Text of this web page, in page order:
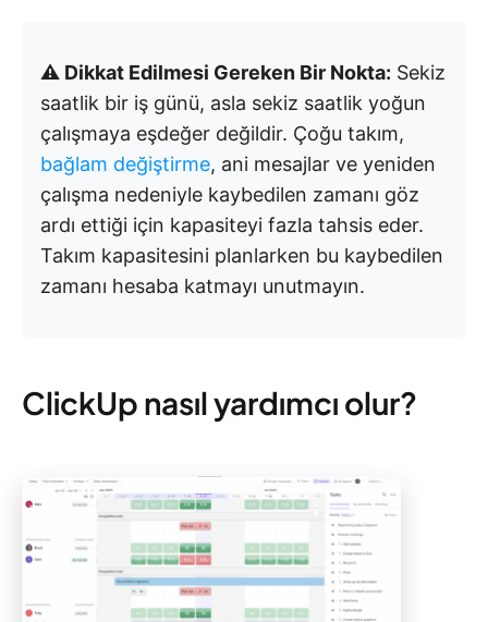
⚠️ Dikkat Edilmesi Gereken Bir Nokta: Sekiz
saatlik bir iş günü, asla sekiz saatlik yoğun
çalışmaya eşdeğer değildir. Çoğu takım,
bağlam değiştirme, ani mesajlar ve yeniden
çalışma nedeniyle kaybedilen zamanı göz
ardı ettiği için kapasiteyi fazla tahsis eder.
Takım kapasitesini planlarken bu kaybedilen
zamanı hesaba katmayı unutmayın.
ClickUp nasıl yardımcı olur?